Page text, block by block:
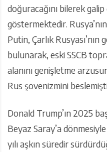
doğuracağını bilerek galip
göstermektedir.
Putin, Çarlık
bulunarak, eski SSCB
alanını genişletme
Rus şovenizmini
Donald Trump’ın 2025
Beyaz Saray’a
yılı aşkın süredir